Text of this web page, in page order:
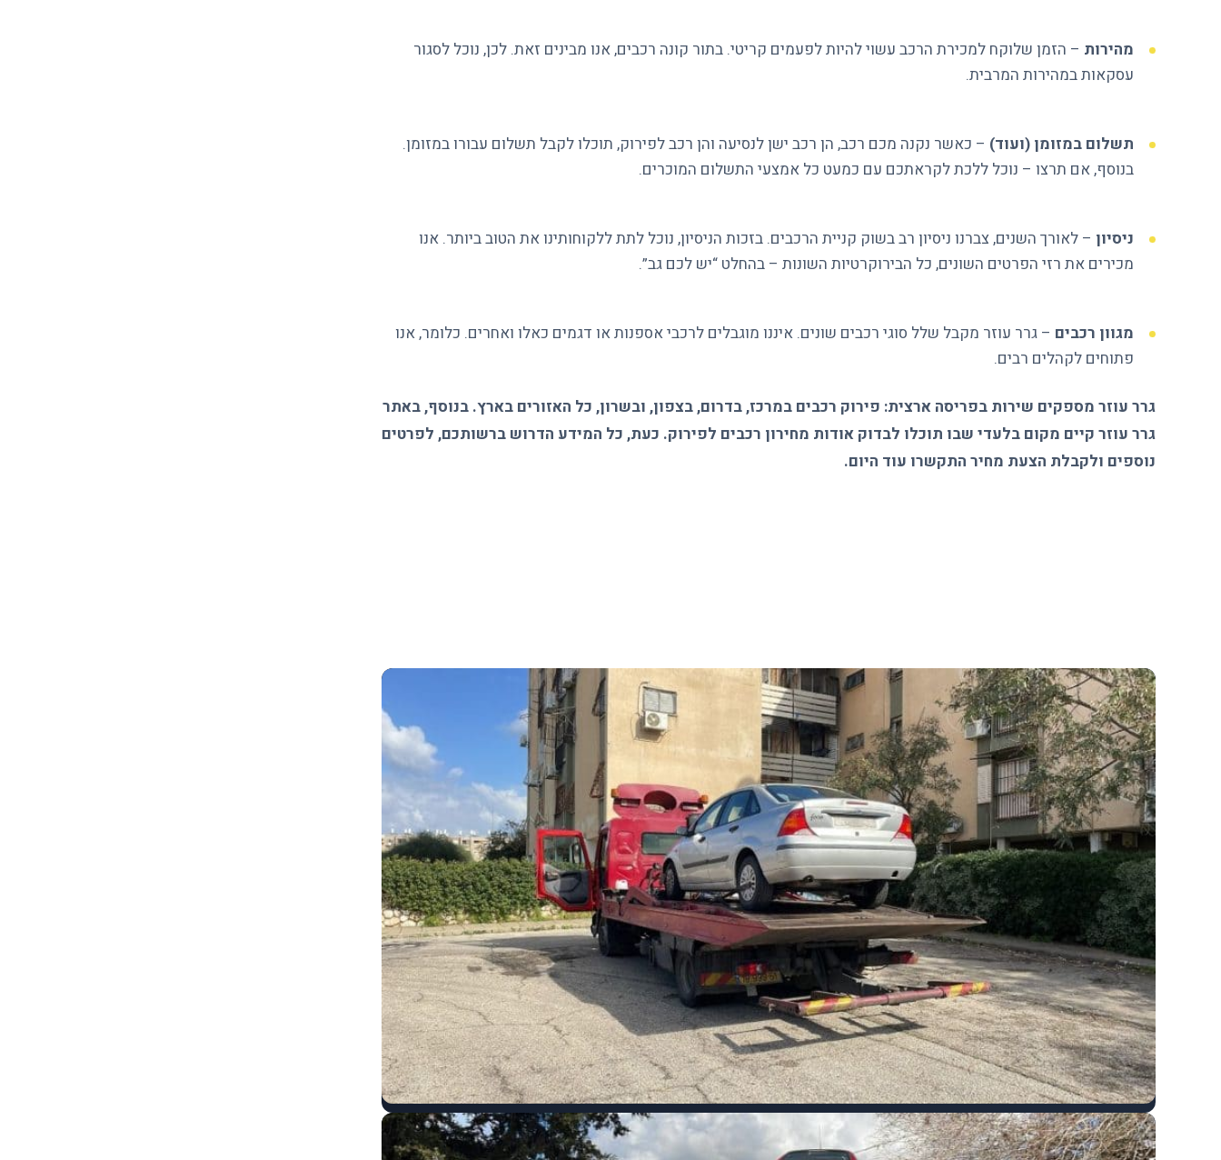
מהירות – הזמן שלוקח למכירת הרכב עשוי להיות לפעמים קריטי. בתור קונה רכבים, אנו מבינים זאת. לכן, נוכל לסגור
עסקאות במהירות המרבית.
תשלום במזומן (ועוד) – כאשר נקנה מכם רכב, הן רכב ישן לנסיעה והן רכב לפירוק, תוכלו לקבל תשלום עבורו במזומן.
בנוסף, אם תרצו – נוכל ללכת לקראתכם עם כמעט כל אמצעי התשלום המוכרים.
ניסיון – לאורך השנים, צברנו ניסיון רב בשוק קניית הרכבים. בזכות הניסיון, נוכל לתת ללקוחותינו את הטוב ביותר. אנו
מכירים את רזי הפרטים השונים, כל הבירוקרטיות השונות – בהחלט “יש לכם גב”.
מגוון רכבים – גרר עוזר מקבל שלל סוגי רכבים שונים. איננו מוגבלים לרכבי אספנות או דגמים כאלו ואחרים. כלומר, אנו
פתוחים לקהלים רבים.
גרר עוזר מספקים שירות בפריסה ארצית: פירוק רכבים במרכז, בדרום, בצפון, ובשרון, כל האזורים בארץ. בנוסף, באתר
גרר עוזר קיים מקום בלעדי שבו תוכלו לבדוק אודות מחירון רכבים לפירוק. כעת, כל המידע הדרוש ברשותכם, לפרטים
נוספים ולקבלת הצעת מחיר התקשרו עוד היום.